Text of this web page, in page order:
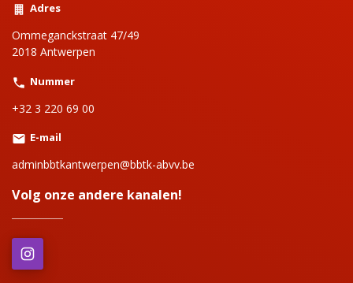
Adres
Ommeganckstraat 47/49
2018 Antwerpen
Nummer
+32 3 220 69 00
E-mail
adminbbtkantwerpen@bbtk-abvv.be
Volg onze andere kanalen!